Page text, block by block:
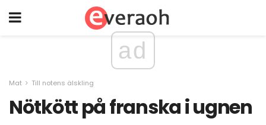
ad
Mat Till notens älskling
Nötkött på franska i ugnen